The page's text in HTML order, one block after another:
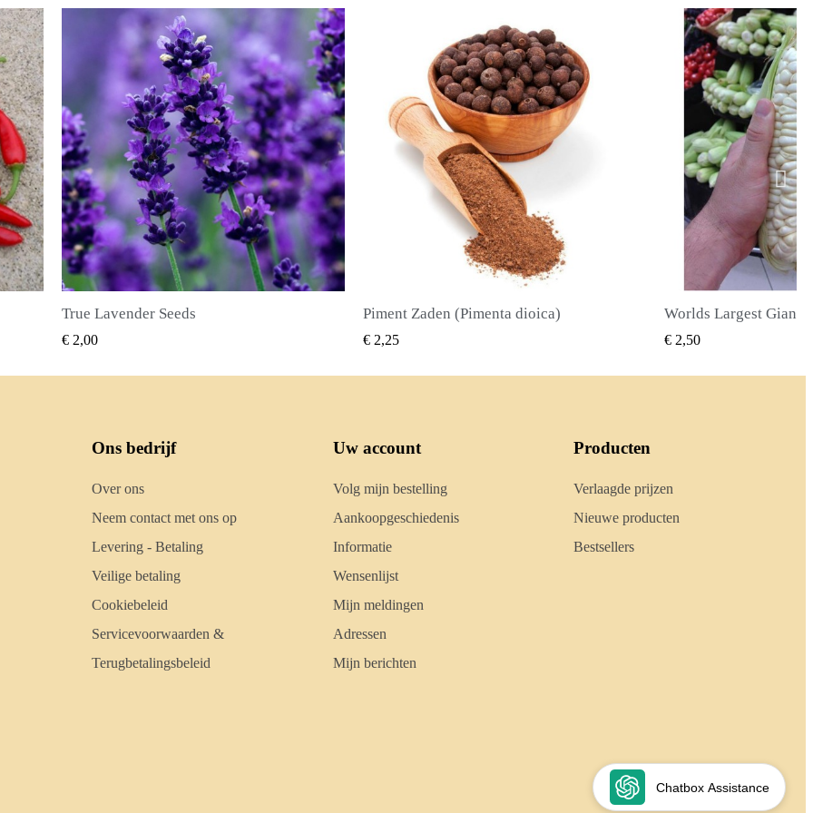
SNEL BEKIJKEN
Piment Zaden (Pimenta dioica)
€ 2,25
SNEL BEKIJKEN
€ 2,50
SNEL
€ 2,40
Chatbox Assistance
Ons bedrijf
Over ons
Neem contact met ons op
Levering - Betaling
Veilige betaling
Cookiebeleid
Servicevoorwaarden &
Terugbetalingsbeleid
Uw account
Volg mijn bestelling
Aankoopgeschiedenis
Informatie
Wensenlijst
Mijn meldingen
Adressen
Mijn berichten
Producten
Verlaagde prijzen
Nieuwe producten
Bestsellers